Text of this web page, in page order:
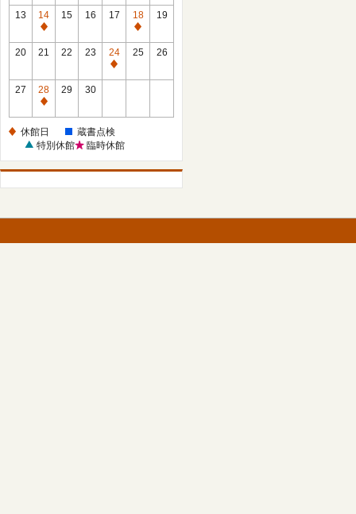
館
日
13
14
休
館
15 16 17
18
休
館
19
20 21 22 23
24
休
25 26
27
28
休
日
29 30
休館日
蔵書点検
特別休館
臨時休館